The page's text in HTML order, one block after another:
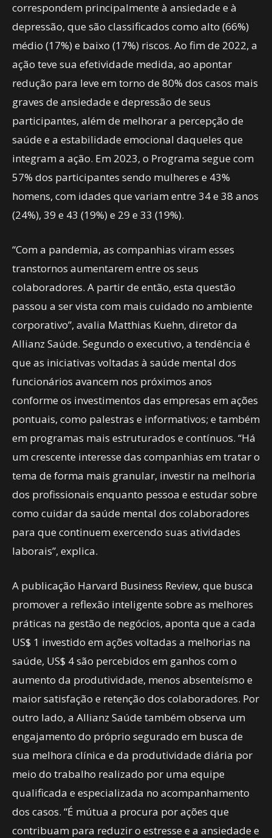
correspondem principalmente à ansiedade e à
depressão, que são classificados como alto (66%)
médio (17%) e baixo (17%) riscos. Ao fim de 2022, a
ação teve sua efetividade medida, ao apontar
redução para leve em torno de 80% dos casos mais
graves de ansiedade e depressão de seus
participantes, além de melhorar a percepção de
saúde e a estabilidade emocional daqueles que
integram a ação. Em 2023, o Programa segue com
57% dos participantes sendo mulheres e 43%
homens, com idades que variam entre 34 e 38 anos
(24%), 39 e 43 (19%) e 29 e 33 (19%).
“Com a pandemia, as companhias viram esses
transtornos aumentarem entre os seus
colaboradores. A partir de então, esta questão
passou a ser vista com mais cuidado no ambiente
corporativo”, avalia Matthias Kuehn, diretor da
Allianz Saúde. Segundo o executivo, a tendência é
que as iniciativas voltadas à saúde mental dos
funcionários avancem nos próximos anos
conforme os investimentos das empresas em ações
pontuais, como palestras e informativos; e também
em programas mais estruturados e contínuos. “Há
um crescente interesse das companhias em tratar o
tema de forma mais granular, investir na melhoria
dos profissionais enquanto pessoa e estudar sobre
como cuidar da saúde mental dos colaboradores
para que continuem exercendo suas atividades
laborais”, explica.
A publicação Harvard Business Review, que busca
promover a reflexão inteligente sobre as melhores
práticas na gestão de negócios, aponta que a cada
US$ 1 investido em ações voltadas a melhorias na
saúde, US$ 4 são percebidos em ganhos com o
aumento da produtividade, menos absenteísmo e
maior satisfação e retenção dos colaboradores. Por
outro lado, a Allianz Saúde também observa um
engajamento do próprio segurado em busca de
sua melhora clínica e da produtividade diária por
meio do trabalho realizado por uma equipe
qualificada e especializada no acompanhamento
dos casos. “É mútua a procura por ações que
contribuam para reduzir o estresse e a ansiedade e